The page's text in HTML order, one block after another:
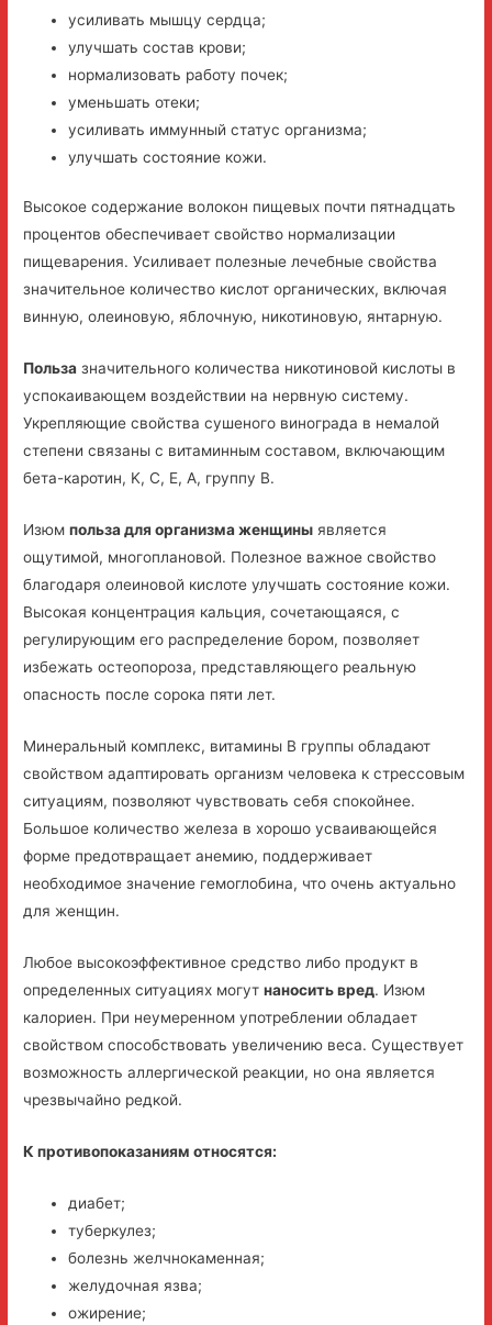
усиливать мышцу сердца;
улучшать состав крови;
нормализовать работу почек;
уменьшать отеки;
усиливать иммунный статус организма;
улучшать состояние кожи.
Высокое содержание волокон пищевых почти пятнадцать
процентов обеспечивает свойство нормализации
пищеварения. Усиливает полезные лечебные свойства
значительное количество кислот органических, включая
винную, олеиновую, яблочную, никотиновую, янтарную.
Польза значительного количества никотиновой кислоты в
успокаивающем воздействии на нервную систему.
Укрепляющие свойства сушеного винограда в немалой
степени связаны с витаминным составом, включающим
бета-каротин, K, C, E, A, группу B.
Изюмпольза для организма женщины является
ощутимой, многоплановой. Полезное важное свойство
благодаря олеиновой кислоте улучшать состояние кожи.
Высокая концентрация кальция, сочетающаяся, с
регулирующим его распределение бором, позволяет
избежать остеопороза, представляющего реальную
опасность после сорока пяти лет.
Минеральный комплекс, витамины В группы обладают
свойством адаптировать организм человека к стрессовым
ситуациям, позволяют чувствовать себя спокойнее.
Большое количество железа в хорошо усваивающейся
форме предотвращает анемию, поддерживает
необходимое значение гемоглобина, что очень актуально
для женщин.
Любое высокоэффективное средство либо продукт в
определенных ситуациях могутнаносить вред. Изюм
калориен. При неумеренном употреблении обладает
свойством способствовать увеличению веса. Существует
возможность аллергической реакции, но она является
чрезвычайно редкой.
К противопоказаниям относятся:
диабет;
туберкулез;
болезнь желчнокаменная;
желудочная язва;
ожирение;